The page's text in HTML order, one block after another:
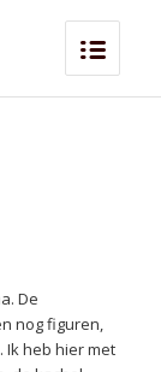
De
nog figuren,
heb hier met